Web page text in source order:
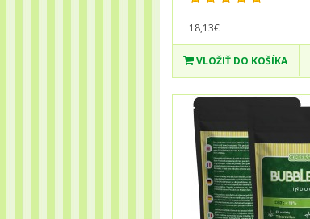
18,13€
VLOŽIŤ DO KOŠÍKA